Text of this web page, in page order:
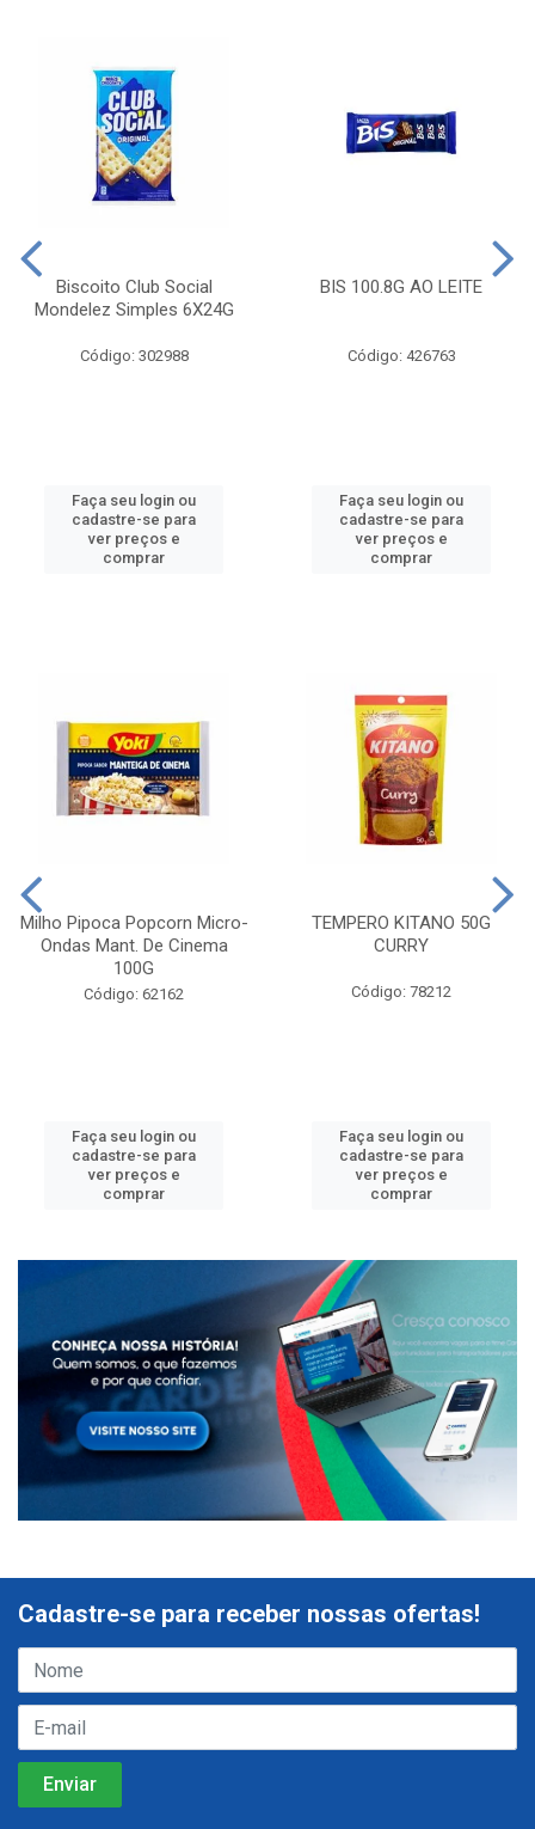
Biscoito Club Social
Mondelez Simples 6X24G
Código: 302988
Faça seu login ou
cadastre-se para
ver preços e
comprar
BIS 100.8G AO LEITE
Código: 426763
Faça seu login ou
cadastre-se para
ver preços e
comprar
Milho Pipoca Popcorn Micro-
Ondas Mant. De Cinema
100G
Código: 62162
Faça seu login ou
cadastre-se para
ver preços e
comprar
TEMPERO KITANO 50G
CURRY
Código: 78212
Faça seu login ou
cadastre-se para
ver preços e
comprar
Cadastre-se para receber nossas ofertas!